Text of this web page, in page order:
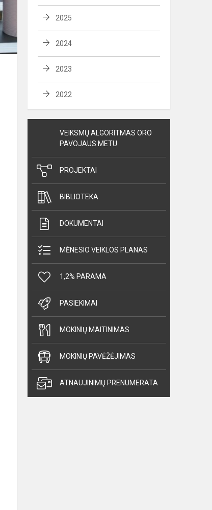
2025
2024
2023
2022
VEIKSMŲ ALGORITMAS ORO
PAVOJAUS METU
PROJEKTAI
BIBLIOTEKA
DOKUMENTAI
MĖNESIO VEIKLOS PLANAS
1,2% PARAMA
PASIEKIMAI
MOKINIŲ MAITINIMAS
MOKINIŲ PAVĖŽĖJIMAS
ATNAUJINIMŲ PRENUMERATA